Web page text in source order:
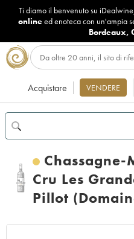
Ti diamo il benvenuto su
onlineed enoteca con un'ampia
Bordeaux,
Acquistare VENDERE
Cru Les
Pillot